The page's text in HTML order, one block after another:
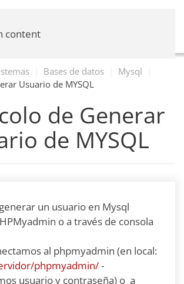
content
Bases de datos
Mysql
Usuario de MYSQL
de Generar
de MYSQL
un usuario en Mysql
o a través de consola
al phpmyadmin (en local:
phpmyadmin/-
usuario y contraseña) o a